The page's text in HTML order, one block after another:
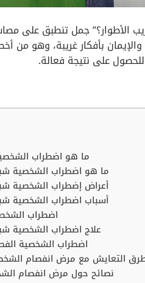
الأطوار؟” جمل تنطبق على
والإيمان بأفكار غريبة، وهو من
على نتيجة فعالة.
ما هو اضطراب
ما هو اضطراب الشخصية
أعراض إضطراب الشخصية
أسباب اضطراب الشخصية
اضطراب
علاج اضطراب الشخصية
اضطراب الشخصية
التعايش مع مرض انفصام
نصائح حول مرض انفصام